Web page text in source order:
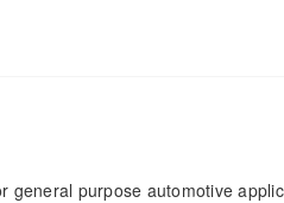
general purpose automotive